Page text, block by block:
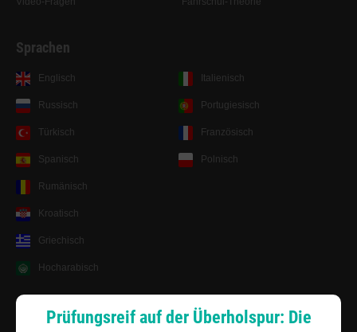
Prüfungsreif auf der Überholspur: Die
Sprachen
Englisch
Russisch
Türkisch
Spanisch
Italienisch
Portugiesisch
Französisch
Polnisch
Rumänisch
Kroatisch
Griechisch
Hocharabisch
Lernsystem